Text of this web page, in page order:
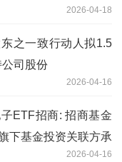
2026-04-18
之一致行动人拟1.5
司股份
2026-04-16
ETF招商: 招商基金
下基金投资关联方承
2026-04-16